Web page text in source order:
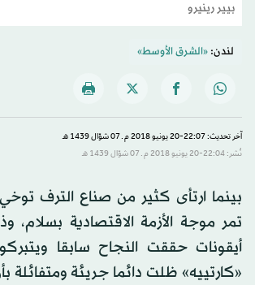
بيير رينيرو
لندن:«الشرق الأوسط»
آخر تحديث: 22:07-20 يونيو 2018 م ـ 07 شوّال 1439 هـ
نُشر: 22:04-20 يونيو 2018 م ـ 07 شوّال 1439 هـ
بينما ارتأى كثير من صناع الترف
تمر موجة الأزمة الاقتصادية بسلام،
أيقونات حققت النجاح سابقا
«كارتييه» ظلت دائما جريئة ومتفائلة